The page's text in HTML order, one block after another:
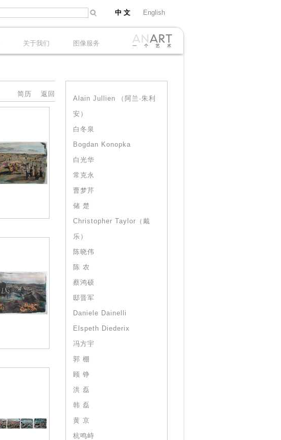
中 文 English
关于我们 图像服务
简历 返回
Alain Jullien （阿兰·朱利
安）
白冬泉
Bogdan Konopka
白光华
常克永
曹梦芹
储 楚
Christopher Taylor（戴
乐）
陈晓伟
陈 农
蔡鸿硕
邸晋军
Daniele Dainelli
Elspeth Diederix
冯方宇
郭 棚
顾 铮
洪 磊
韩 磊
黄 京
杭鸣峙